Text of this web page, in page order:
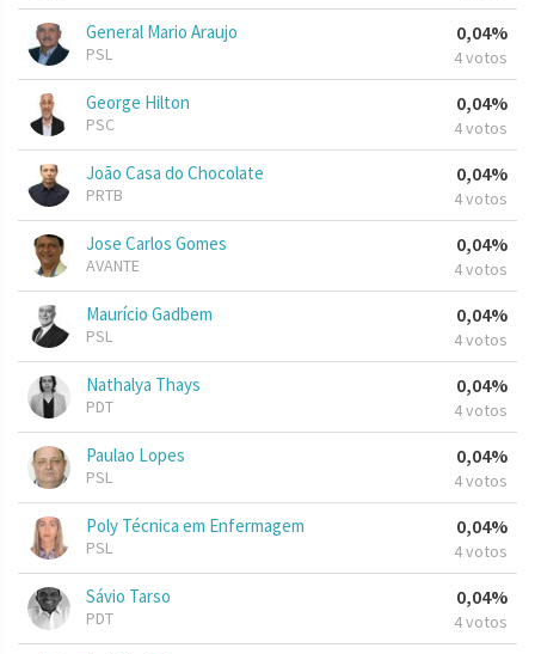
General Mario Araujo
PSL
0,04%
4 votos
George Hilton
PSC
0,04%
4 votos
João Casa do Chocolate
PRTB
0,04%
4 votos
Jose Carlos Gomes
AVANTE
0,04%
4 votos
Maurício Gadbem
PSL
0,04%
4 votos
Nathalya Thays
PDT
0,04%
4 votos
Paulao Lopes
PSL
0,04%
4 votos
Poly Técnica em Enfermagem
PSL
0,04%
4 votos
Sávio Tarso
PDT
0,04%
4 votos